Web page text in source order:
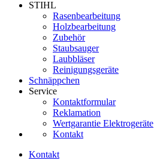
STIHL
Rasenbearbeitung
Holzbearbeitung
Zubehör
Staubsauger
Laubbläser
Reinigungsgeräte
Schnäppchen
Service
Kontaktformular
Reklamation
Wertgarantie Elektrogeräte
Kontakt
Kontakt